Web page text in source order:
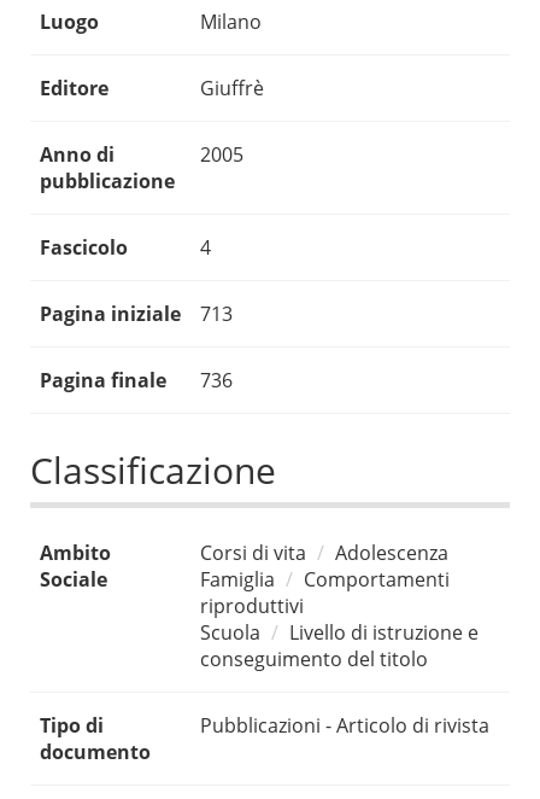
Luogo Milano
Editore Giuffrè
Anno di
pubblicazione
2005
Fascicolo 4
Pagina iniziale 713
Pagina finale 736
Classificazione
Ambito
Sociale
Corsi di vita
Adolescenza
Famiglia
Comportamenti
riproduttivi
Scuola
Livello di istruzione e
conseguimento del titolo
Tipo di
documento
Pubblicazioni - Articolo di rivista